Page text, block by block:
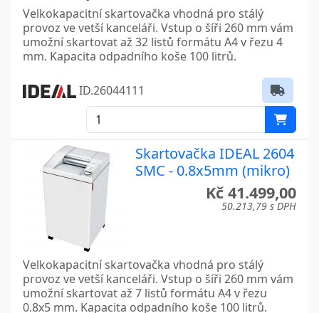
Velkokapacitní skartovačka vhodná pro stálý
provoz ve vetší kanceláři. Vstup o šíři 260 mm vám
umožní skartovat až 32 listů formátu A4 v řezu 4
mm. Kapacita odpadního koše 100 litrů.
ID.26044111
Skartovačka IDEAL 2604
SMC - 0.8x5mm (mikro)
Kč 41.499,00
50.213,79 s DPH
Velkokapacitní skartovačka vhodná pro stálý
provoz ve vetší kanceláři. Vstup o šíři 260 mm vám
umožní skartovat až 7 listů formátu A4 v řezu
0.8x5 mm. Kapacita odpadního koše 100 litrů.